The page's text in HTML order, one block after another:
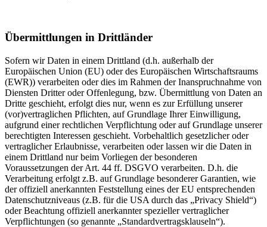
Übermittlungen in Drittländer
Sofern wir Daten in einem Drittland (d.h. außerhalb der
Europäischen Union (EU) oder des Europäischen Wirtschaftsraums
(EWR)) verarbeiten oder dies im Rahmen der Inanspruchnahme von
Diensten Dritter oder Offenlegung, bzw. Übermittlung von Daten an
Dritte geschieht, erfolgt dies nur, wenn es zur Erfüllung unserer
(vor)vertraglichen Pflichten, auf Grundlage Ihrer Einwilligung,
aufgrund einer rechtlichen Verpflichtung oder auf Grundlage unserer
berechtigten Interessen geschieht. Vorbehaltlich gesetzlicher oder
vertraglicher Erlaubnisse, verarbeiten oder lassen wir die Daten in
einem Drittland nur beim Vorliegen der besonderen
Voraussetzungen der Art. 44 ff. DSGVO verarbeiten. D.h. die
Verarbeitung erfolgt z.B. auf Grundlage besonderer Garantien, wie
der offiziell anerkannten Feststellung eines der EU entsprechenden
Datenschutzniveaus (z.B. für die USA durch das „Privacy Shield“)
oder Beachtung offiziell anerkannter spezieller vertraglicher
Verpflichtungen (so genannte „Standardvertragsklauseln“).